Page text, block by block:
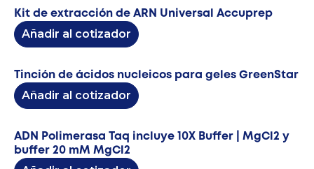
Kit de extracción de ARN Universal Accuprep
Añadir al cotizador
Tinción de ácidos nucleicos para geles GreenStar
Añadir al cotizador
ADN Polimerasa Taq incluye 10X Buffer | MgCl2 y
buffer 20 mM MgCl2